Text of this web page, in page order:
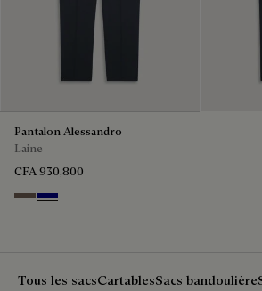
Pantalon Alessandro
Laine
CFA 930,800
MossDeep Blue
Tous les sacsCartablesSacs bandoulière